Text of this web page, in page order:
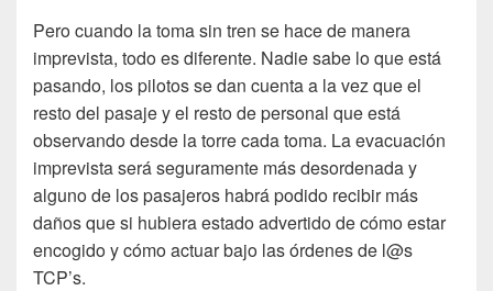
Pero cuando la toma sin tren se hace de manera
imprevista, todo es diferente. Nadie sabe lo que está
pasando, los pilotos se dan cuenta a la vez que el
resto del pasaje y el resto de personal que está
observando desde la torre cada toma. La evacuación
imprevista será seguramente más desordenada y
alguno de los pasajeros habrá podido recibir más
daños que si hubiera estado advertido de cómo estar
encogido y cómo actuar bajo las órdenes de l@s
TCP’s.